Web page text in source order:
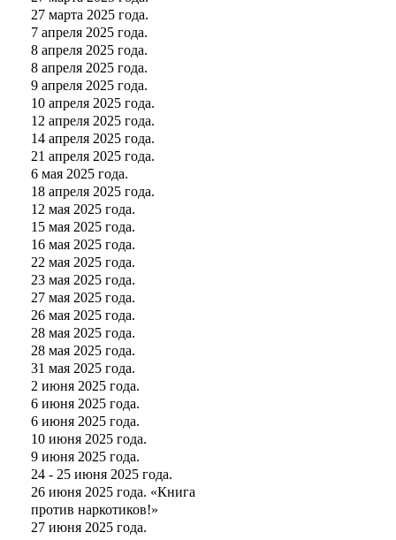
27 марта 2025 года.
7 апреля 2025 года.
8 апреля 2025 года.
8 апреля 2025 года.
9 апреля 2025 года.
10 апреля 2025 года.
12 апреля 2025 года.
14 апреля 2025 года.
21 апреля 2025 года.
6 мая 2025 года.
18 апреля 2025 года.
12 мая 2025 года.
15 мая 2025 года.
16 мая 2025 года.
22 мая 2025 года.
23 мая 2025 года.
27 мая 2025 года.
26 мая 2025 года.
28 мая 2025 года.
28 мая 2025 года.
31 мая 2025 года.
2 июня 2025 года.
6 июня 2025 года.
6 июня 2025 года.
10 июня 2025 года.
9 июня 2025 года.
24 - 25 июня 2025 года.
26 июня 2025 года. «Книга
против наркотиков!»
27 июня 2025 года.